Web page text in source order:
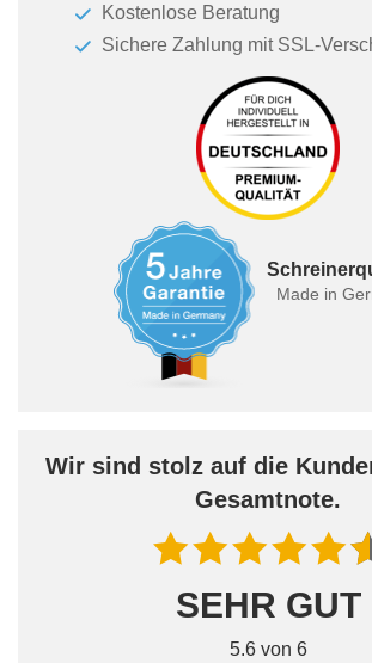
Kostenlose Beratung
Sichere Zahlung mit SSL-
Made in
Wir sind stolz auf die
Gesamtnote.
SEHR GUT
5.6 von 6